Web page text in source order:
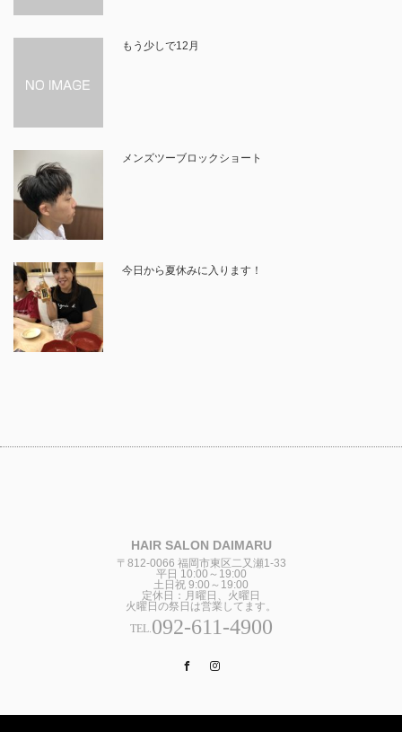
もう少しで12月
メンズツーブロックショート
今日から夏休みに入ります！
HAIR SALON DAIMARU
〒812-0066 福岡市東区二又瀬1-33
平日 10:00～19:00
土日祝 9:00～19:00
定休日：月曜日、火曜日
火曜日の祭日は営業してます。
TEL.092-611-4900
Facebook